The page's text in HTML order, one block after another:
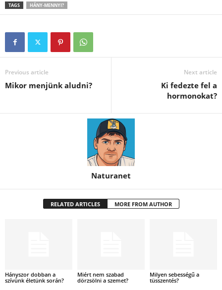
TAGS HÁNY-MENNYI?
Previous article
Mikor menjünk aludni?
Next article
Ki fedezte fel a
hormonokat?
Naturanet
RELATED ARTICLES MORE FROM AUTHOR
Hányszor dobban a
szívünk életünk során?
Miért nem szabad
dörzsölni a szemet?
Milyen sebességű a
tüsszentés?